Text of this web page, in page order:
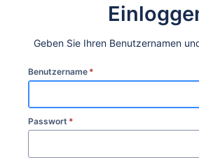
Geben Sie Ihren Benutzernamen
Benutzername *
Passwort *